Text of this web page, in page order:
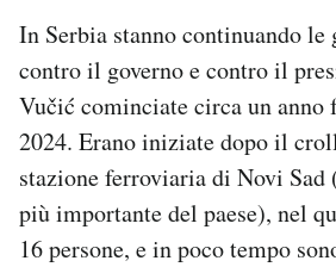
AREA PERSONALE
Notifiche mobile
Regala il Post
Hai bisogno di aiuto?
In Serbia stanno continuando le
contro il governo e contro il
Vučić cominciate circa un anno
2024. Erano iniziate dopo il
stazione ferroviaria di Novi Sad
più importante del paese), nel
16 persone, e in poco tempo